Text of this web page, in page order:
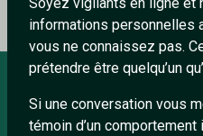
informations personnelles
vous ne connaissez pas.
prétendre être quelqu’un
Si une conversation vous
témoin d’un
À PROPOS